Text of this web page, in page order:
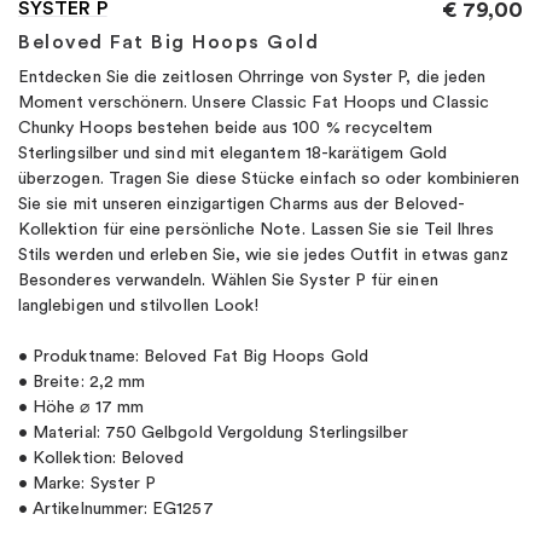
SYSTER P
Beloved Fat Big Hoops Gold
€ 79,00
Entdecken Sie die zeitlosen Ohrringe von Syster P, die jeden
Moment verschönern. Unsere Classic Fat Hoops und Classic
Chunky Hoops bestehen beide aus 100 % recyceltem
Sterlingsilber und sind mit elegantem 18-karätigem Gold
überzogen. Tragen Sie diese Stücke einfach so oder kombinieren
Sie sie mit unseren einzigartigen Charms aus der Beloved-
Kollektion für eine persönliche Note. Lassen Sie sie Teil Ihres
Stils werden und erleben Sie, wie sie jedes Outfit in etwas ganz
Besonderes verwandeln. Wählen Sie Syster P für einen
langlebigen und stilvollen Look!
• Produktname: Beloved Fat Big Hoops Gold
• Breite: 2,2 mm
• Höhe ⌀ 17 mm
• Material: 750 Gelbgold Vergoldung Sterlingsilber
• Kollektion: Beloved
• Marke: Syster P
• Artikelnummer: EG1257